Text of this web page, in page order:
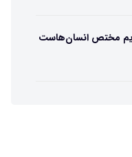
مختص انسان‌هاست